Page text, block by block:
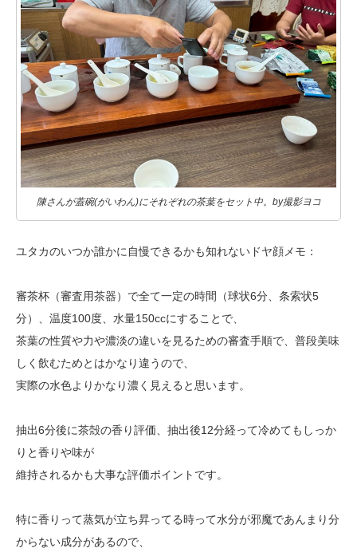
陳さんが蓋碗(がいわん)にそれぞれの茶葉をセット中。by撮影ヨコ
ユタカのいつか誰かに自慢できるかも知れないドヤ顔メモ：
審茶杯（審査用茶器）で全て一定の時間（球状6分、条索状5
分）、温度100度、水量150ccにすることで、
茶葉の性質や力や濃淡の違いを見るための審査手順で、普段美味
しく飲むためとはかなり違うので、
実際の水色よりかなり濃く見えると思います。
抽出6分後に茶殻の香り評価、抽出後12分経って冷めてもしっか
りと香りや味が
維持されるかも大事な評価ポイントです。
特に香りって蒸気が立ち昇ってる時って水分が邪魔であんまり分
からない成分があるので、